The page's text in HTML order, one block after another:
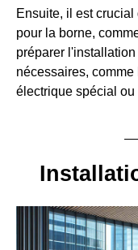
Ensuite, il est
pour la borne,
préparer
nécessaires,
électrique spécial